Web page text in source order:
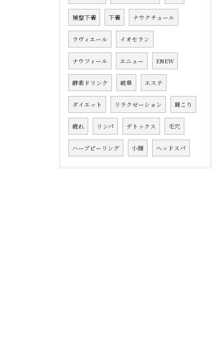
補整下着 下着 ナウクチュール
ラヴィエール イオセラン
ナウフィール エニュー ENEW
酵素ドリンク 岐阜 エステ
ダイエット リラクゼーション 肩こり
疲れ リンパ デトックス 毛穴
ハーブピーリング 小顔 ヘッドスパ